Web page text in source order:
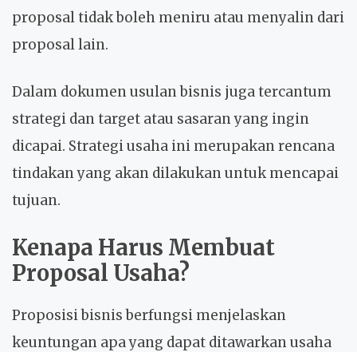
proposal tidak boleh meniru atau menyalin dari
proposal lain.
Dalam dokumen usulan bisnis juga tercantum
strategi dan target atau sasaran yang ingin
dicapai. Strategi usaha ini merupakan rencana
tindakan yang akan dilakukan untuk mencapai
tujuan.
Kenapa Harus Membuat
Proposal Usaha?
Proposisi bisnis berfungsi menjelaskan
keuntungan apa yang dapat ditawarkan usaha